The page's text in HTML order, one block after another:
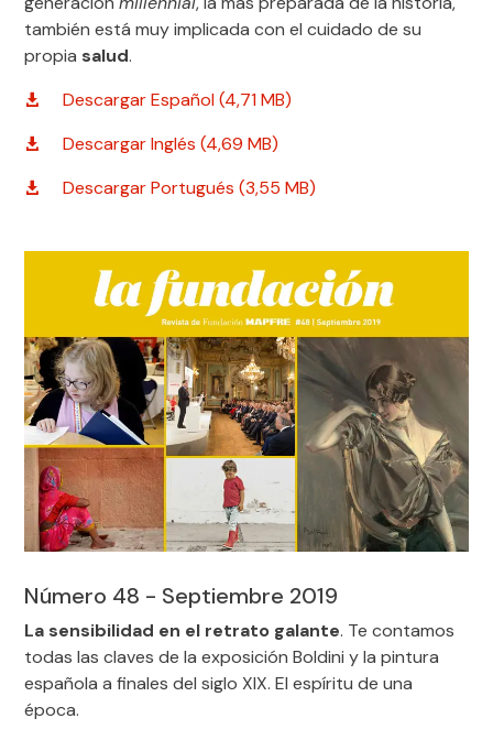
también está muy implicada con el cuidado de su
propia salud.
Descargar Español (4,71 MB)
Descargar Inglés (4,69 MB)
Descargar Portugués (3,55 MB)
Número 48 - Septiembre 2019
La sensibilidad en el retrato galante. Te contamos
todas las claves de la exposición Boldini y la pintura
española a finales del siglo XIX. El espíritu de una
época.